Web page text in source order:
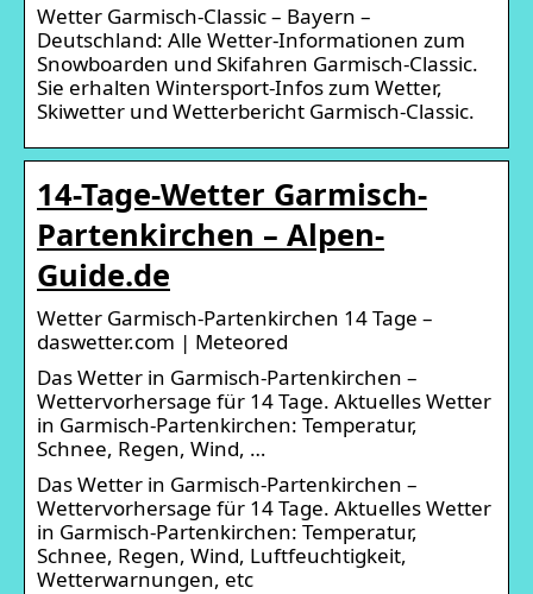
Wetter Garmisch-Classic – Bayern –
Deutschland: Alle Wetter-Informationen zum
Snowboarden und Skifahren Garmisch-Classic.
Sie erhalten Wintersport-Infos zum Wetter,
Skiwetter und Wetterbericht Garmisch-Classic.
14-Tage-Wetter Garmisch-
Partenkirchen – Alpen-
Guide.de
Wetter Garmisch-Partenkirchen 14 Tage –
daswetter.com | Meteored
Das Wetter in Garmisch-Partenkirchen –
Wettervorhersage für 14 Tage. Aktuelles Wetter
in Garmisch-Partenkirchen: Temperatur,
Schnee, Regen, Wind, …
Das Wetter in Garmisch-Partenkirchen –
Wettervorhersage für 14 Tage. Aktuelles Wetter
in Garmisch-Partenkirchen: Temperatur,
Schnee, Regen, Wind, Luftfeuchtigkeit,
Wetterwarnungen, etc